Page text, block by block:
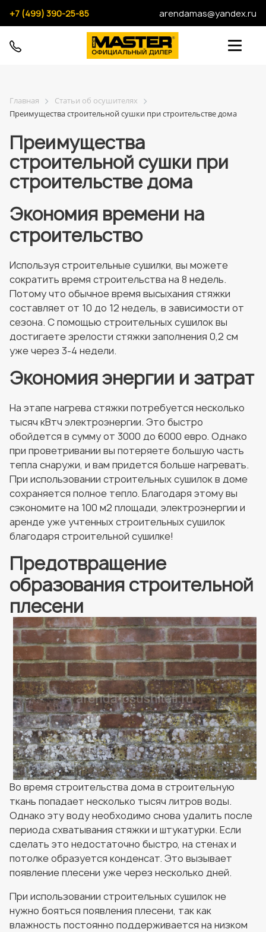
+7 (499) 390-25-85 arendamas@yandex.ru
Главная
Статьи об осушителях
Преимущества строительной сушки при строительстве дома
Преимущества
строительной сушки при
строительстве дома
Экономия времени на
строительство
Используя строительные сушилки, вы можете
сократить время строительства на 8 недель.
Потому что обычное время высыхания стяжки
составляет от 10 до 12 недель, в зависимости от
сезона. С помощью строительных сушилок вы
достигаете зрелости стяжки заполнения 0,2 см
уже через 3-4 недели.
Экономия энергии и затрат
На этапе нагрева стяжки потребуется несколько
тысяч кВтч электроэнергии. Это быстро
обойдется в сумму от 3000 до 6000 евро. Однако
при проветривании вы потеряете большую часть
тепла снаружи, и вам придется больше нагревать.
При использовании строительных сушилок в доме
сохраняется полное тепло. Благодаря этому вы
сэкономите на 100 м2 площади, электроэнергии и
аренде уже учтенных строительных сушилок
благодаря строительной сушилке!
Предотвращение
образования строительной
плесени
Во время строительства дома в строительную
ткань попадает несколько тысяч литров воды.
Однако эту воду необходимо снова удалить после
периода схватывания стяжки и штукатурки. Если
сделать это недостаточно быстро, на стенах и
потолке образуется конденсат. Это вызывает
появление плесени уже через несколько дней.
При использовании строительных сушилок не
нужно бояться появления плесени, так как
влажность постоянно поддерживается на низком